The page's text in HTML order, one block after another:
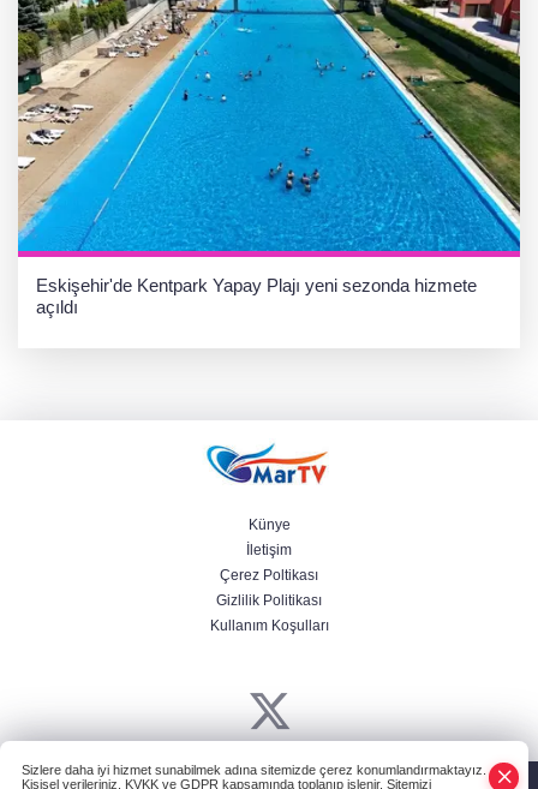
Eskişehir'de Kentpark Yapay Plajı yeni sezonda hizmete
açıldı
Künye
İletişim
Çerez Poltikası
Gizlilik Politikası
Kullanım Koşulları
Powered byHABER YAZILIMIve TURKTICARET.NET projesidir Copyright©
Sizlere daha iyi hizmet sunabilmek adına sitemizde çerez konumlandırmaktayız.
Kişisel verileriniz, KVKK ve GDPR kapsamında toplanıp işlenir. Sitemizi